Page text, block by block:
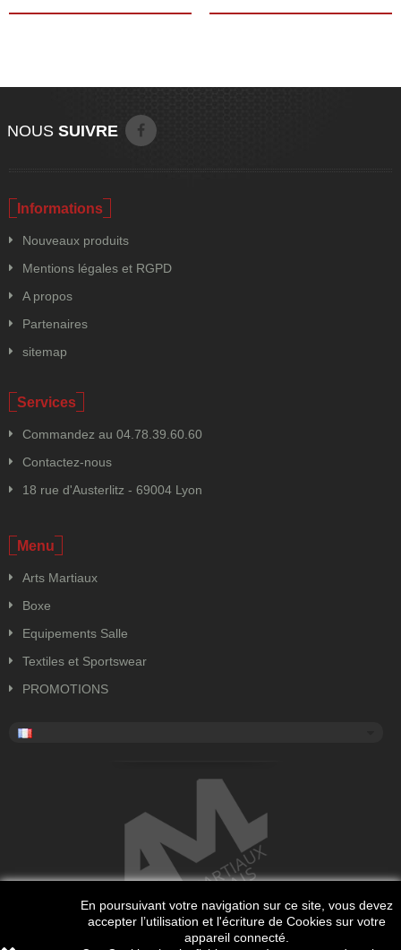
SUIVRE
NOUS
Informations
Nouveaux produits
Mentions légales et RGPD
A propos
Partenaires
sitemap
Services
Commandez au 04.78.39.60.60
Contactez-nous
18 rue d'Austerlitz - 69004 Lyon
Menu
Arts Martiaux
Boxe
Equipements Salle
Textiles et Sportswear
PROMOTIONS
En poursuivant votre navigation sur ce site, vous devez
accepter l’utilisation et l'écriture de Cookies sur votre
appareil connecté.